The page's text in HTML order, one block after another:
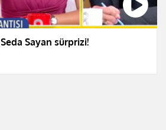
Sayan sürprizi!